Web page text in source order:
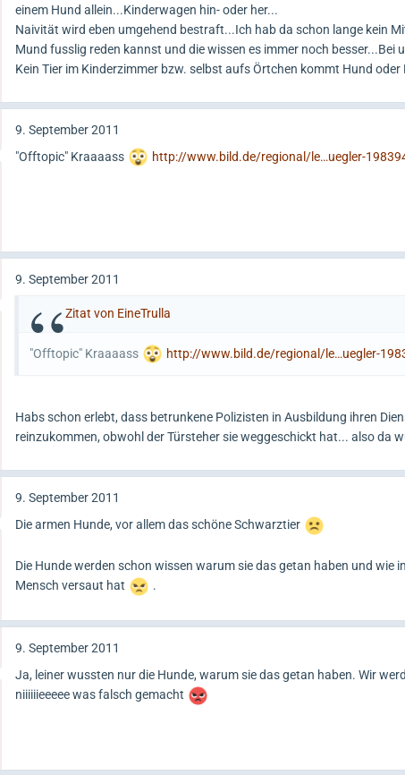
einem Hund allein...Kinderwagen hin- oder her...
Naivität wird eben umgehend bestraft...Ich hab da schon lange kein
Mund fusslig reden kannst und die wissen es immer noch besser...Bei
Kein Tier im Kinderzimmer bzw. selbst aufs Örtchen kommt Hund
9. September 2011
"Offtopic" Kraaaass
http://www.bild.de/regional/le…uegler-
9. September 2011
Zitat von EineTrulla
"Offtopic" Kraaaass http://www.bild.de/regional/le…uegler-
Habs schon erlebt, dass betrunkene Polizisten in Ausbildung ihren
reinzukommen, obwohl der Türsteher sie weggeschickt hat... also da
9. September 2011
Die armen Hunde, vor allem das schöne Schwarztier
Die Hunde werden schon wissen warum sie das getan haben und wie
Mensch versaut hat
.
9. September 2011
Ja, leiner wussten nur die Hunde, warum sie das getan haben. Wir
niiiiiieeeee was falsch gemacht